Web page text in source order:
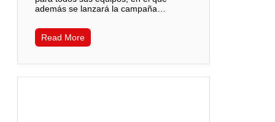
además se lanzará la campaña…
Read More